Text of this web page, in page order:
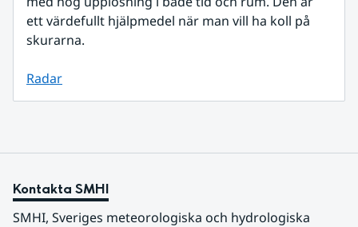
ett värdefullt hjälpmedel när man vill ha koll på
skurarna.
Radar
Kontakta SMHI
SMHI, Sveriges meteorologiska och hydrologiska